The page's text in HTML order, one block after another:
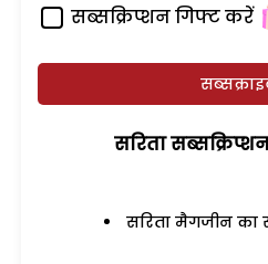
सब्सक्रिप्शन गिफ्ट करें
सरिता
सरिता मैगजीन का